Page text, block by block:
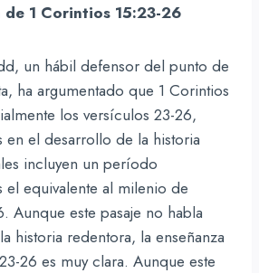
de 1 Corintios 15:23-26
un hábil defensor del punto de
ha argumentado que 1 Corintios
los versículos 23-26,
en el desarrollo de la historia
incluyen un período
el equivalente al milenio de
Aunque este pasaje no habla
historia redentora, la enseñanza
26 es muy clara. Aunque este